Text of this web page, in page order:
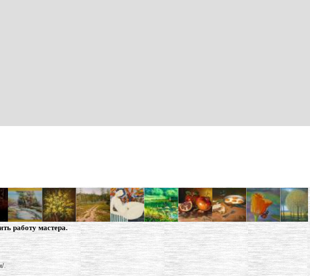
работу мастера.
.